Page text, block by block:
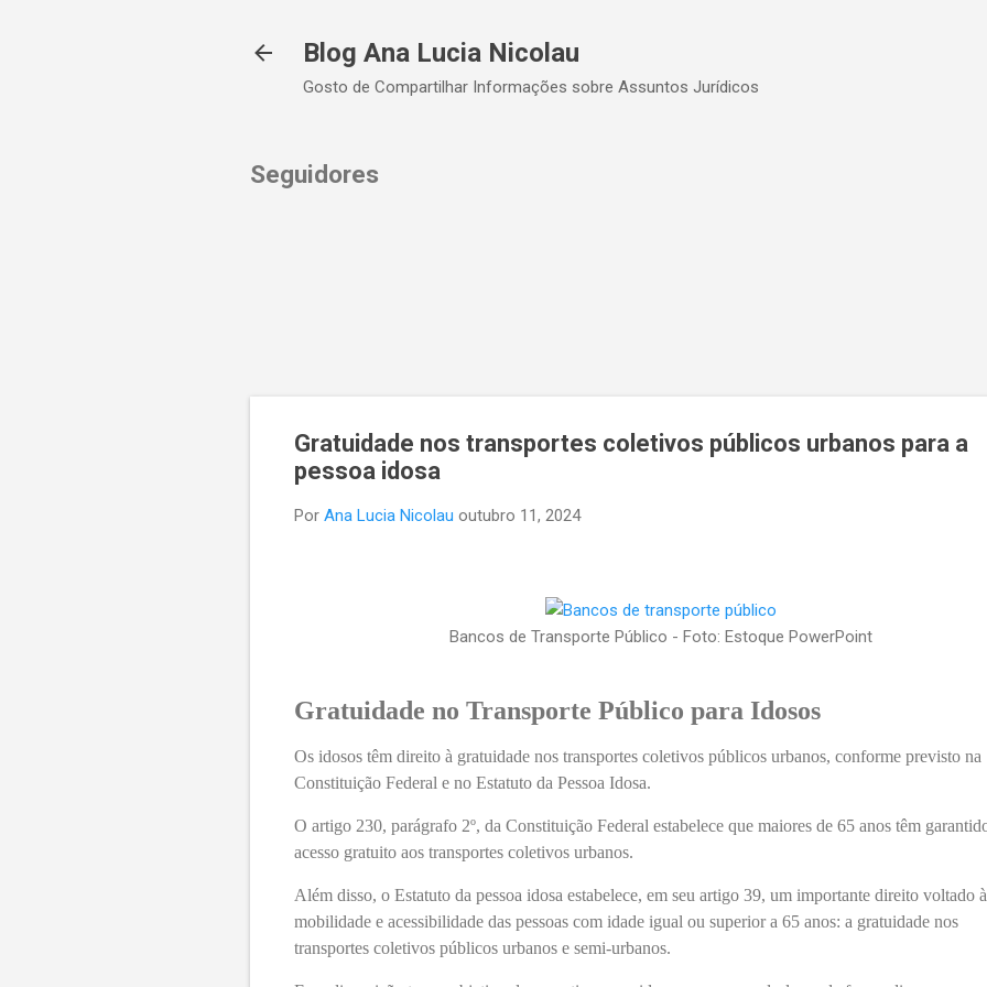
Blog Ana Lucia Nicolau
Gosto de Compartilhar Informações sobre Assuntos Jurídicos
Seguidores
Gratuidade nos transportes coletivos públicos urbanos para a
pessoa idosa
Por Ana Lucia Nicolau outubro 11, 2024
Bancos de Transporte Público - Foto: Estoque PowerPoint
Gratuidade no Transporte Público para Idosos
Os idosos têm direito à gratuidade nos transportes coletivos públicos urbanos, conforme previsto na
Constituição Federal e no Estatuto da Pessoa Idosa.
O artigo 230, parágrafo 2º, da Constituição Federal estabelece que maiores de 65 anos têm
acesso gratuito aos transportes coletivos urbanos.
Além disso, o Estatuto da pessoa idosa estabelece, em seu artigo 39, um importante direito voltado à
mobilidade e acessibilidade das pessoas com idade igual ou superior a 65 anos: a gratuidade nos
transportes coletivos públicos urbanos e semi-urbanos.